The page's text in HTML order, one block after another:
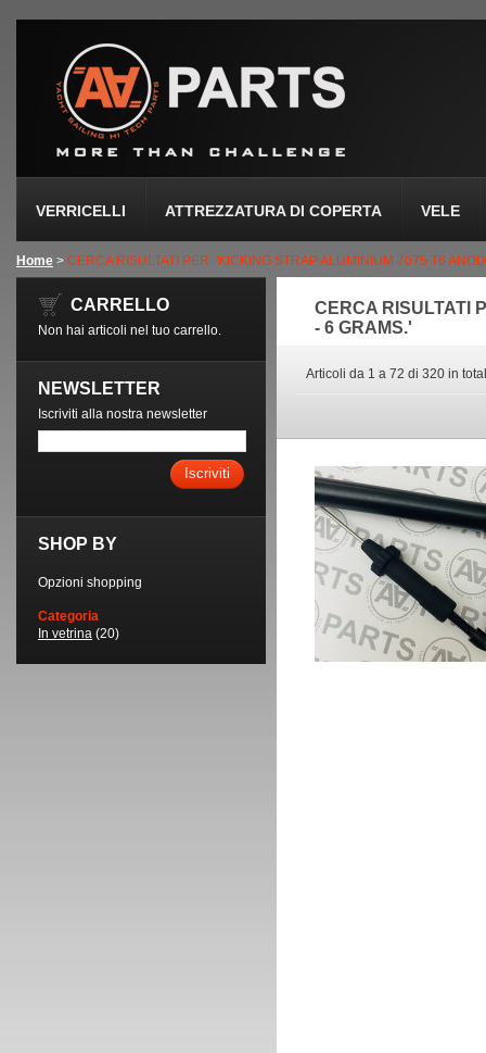
VERRICELLI ATTREZZATURA DI COPERTA VELE
Home > CERCA RISULTATI PER: 'KICKING STRAP ALUMINIUM 7075 T6
CERCA RISULTATI
- 6 GRAMS.'
Articoli da 1 a 72 di 320 in
CARRELLO
Non hai articoli nel tuo carrello.
NEWSLETTER
Iscriviti alla nostra newsletter
Iscriviti
SHOP BY
Opzioni shopping
Categoria
In vetrina (20)